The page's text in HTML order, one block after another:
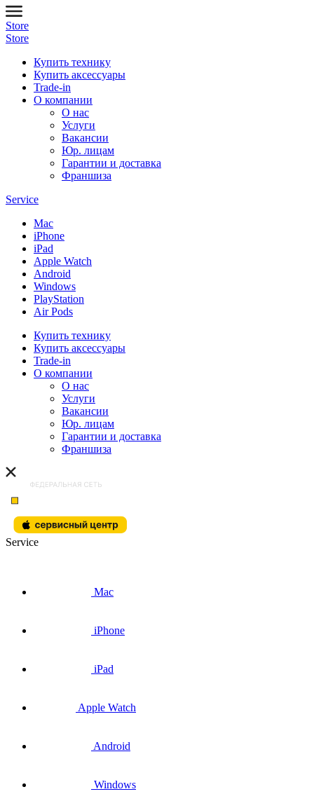
Store
Store
Купить технику
Купить аксессуары
Trade-in
О компании
О нас
Услуги
Вакансии
Юр. лицам
Гарантии и доставка
Франшиза
Service
Mac
iPhone
iPad
Apple Watch
Android
Windows
PlayStation
Air Pods
Купить технику
Купить аксессуары
Trade-in
О компании
О нас
Услуги
Вакансии
Юр. лицам
Гарантии и доставка
Франшиза
Service
Mac
iPhone
iPad
Apple Watch
Android
Windows